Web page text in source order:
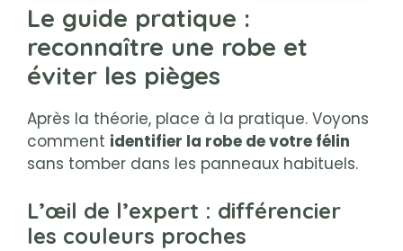
Le guide pratique :
reconnaître une robe et
éviter les pièges
Après la théorie, place à la pratique. Voyons
comment identifier la robe de votre félin
sans tomber dans les panneaux habituels.
L’œil de l’expert : différencier
les couleurs proches